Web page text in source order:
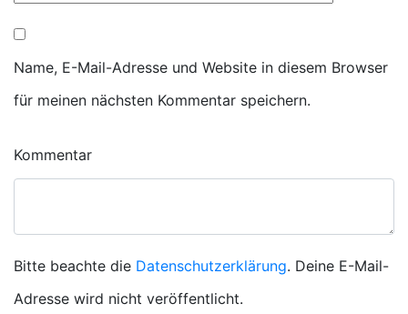
Name, E-Mail-Adresse und Website in diesem Browser
für meinen nächsten Kommentar speichern.
Kommentar
Bitte beachte die Datenschutzerklärung. Deine E-Mail-
Adresse wird nicht veröffentlicht.